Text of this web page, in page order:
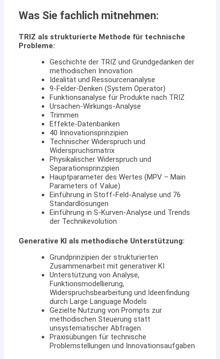
Was Sie fachlich mitnehmen:
TRIZ als strukturierte Methode für technische
Probleme:
Geschichte der TRIZ und Grundgedanken der
methodischen Innovation
Idealität und Ressourcenanalyse
9-Felder-Denken (System Operator)
Funktionsanalyse für Produkte nach TRIZ
Ursachen-Wirkungs-Analyse
Trimmen
Effekte-Datenbanken
40 Innovationsprinzipien
Technischer Widerspruch und
Widerspruchsmatrix
Physikalischer Widerspruch und
Separationsprinzipien
Hauptparameter des Wertes (MPV – Main
Parameters of Value)
Einführung in Stoff-Feld-Analyse und 76
Standardlösungen
Einführung in S-Kurven-Analyse und Trends
der Technikevolution
Generative KI als methodische Unterstützung:
Grundprinzipien der strukturierten
Zusammenarbeit mit generativer KI
Unterstützung von Analyse,
Funktionsmodellierung,
Widerspruchsbearbeitung und Ideenfindung
durch Large Language Models
Gezielte Nutzung von Prompts zur
methodischen Steuerung statt
unsystematischer Abfragen
Praxisübungen für technische
Problemstellungen und Innovationsaufgaben